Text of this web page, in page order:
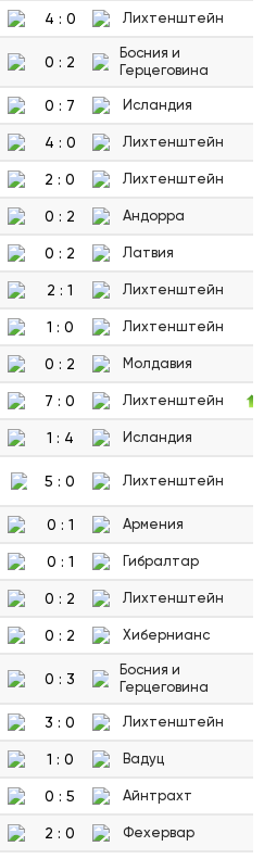
4 : 0 Лихтенштейн
0 : 2
Босния и
Герцеговина
0 : 7 Исландия
4 : 0 Лихтенштейн
2 : 0 Лихтенштейн
0 : 2 Андорра
0 : 2 Латвия
2 : 1 Лихтенштейн
1 : 0 Лихтенштейн
0 : 2 Молдавия
7 : 0 Лихтенштейн
1 : 4 Исландия
5 : 0 Лихтенштейн
0 : 1 Армения
0 : 1 Гибралтар
0 : 2 Лихтенштейн
0 : 2 Хибернианс
0 : 3
Босния и
Герцеговина
3 : 0 Лихтенштейн
1 : 0 Вадуц
0 : 5 Айнтрахт
2 : 0 Фехервар